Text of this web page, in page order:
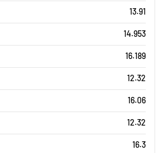
13.91
14.953
16.189
12.32
16.06
12.32
16.3